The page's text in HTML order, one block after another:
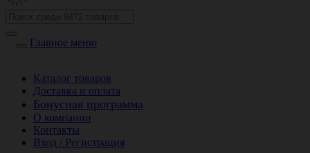
Главное меню
Каталог товаров
Доставка и оплата
Бонусная программа
О компании
Контакты
Вход / Регистрация